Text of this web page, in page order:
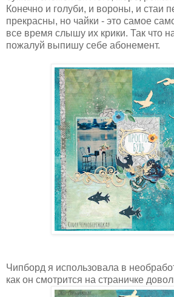
Конечно и голуби, и вороны, и стаи
прекрасны, но чайки - это самое
все время слышу их крики. Так что
пожалуй выпишу себе абонемент.
Чипборд я использовала в
как он смотрится на страничке